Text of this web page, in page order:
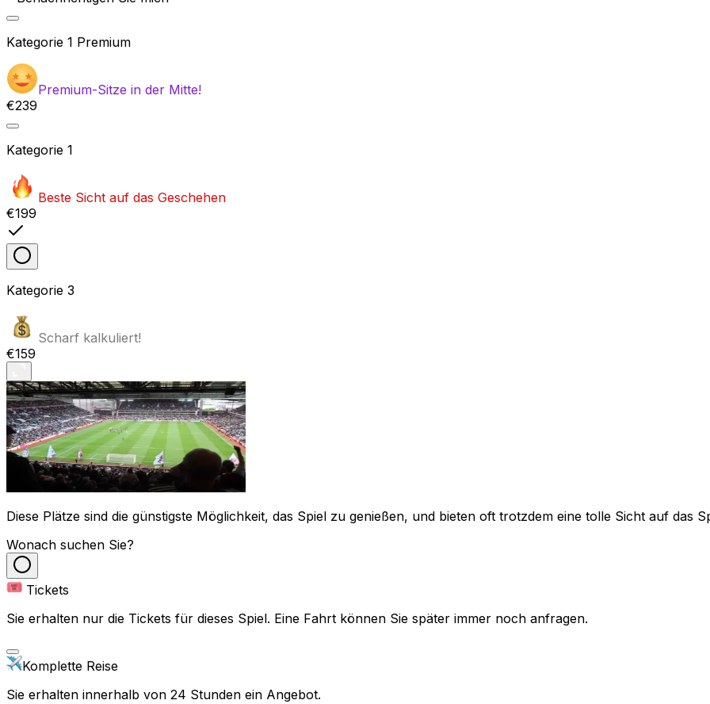
Kategorie 1 Premium
Premium-Sitze in der Mitte!
€239
Kategorie 1
Beste Sicht auf das Geschehen
€199
Kategorie 3
Scharf kalkuliert!
€159
Diese Plätze sind die günstigste Möglichkeit, das Spiel zu genießen, und bieten oft trotzdem eine tolle Sicht auf das
Wonach suchen Sie?
Tickets
Sie erhalten nur die Tickets für dieses Spiel. Eine Fahrt können Sie später immer noch anfragen.
Komplette Reise
Sie erhalten innerhalb von 24 Stunden ein Angebot.